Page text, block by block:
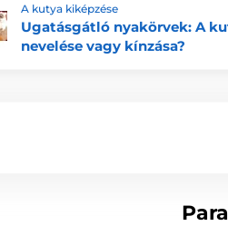
A kutya kiképzése
Ugatásgátló nyakörvek: A
nevelése vagy kínzása?